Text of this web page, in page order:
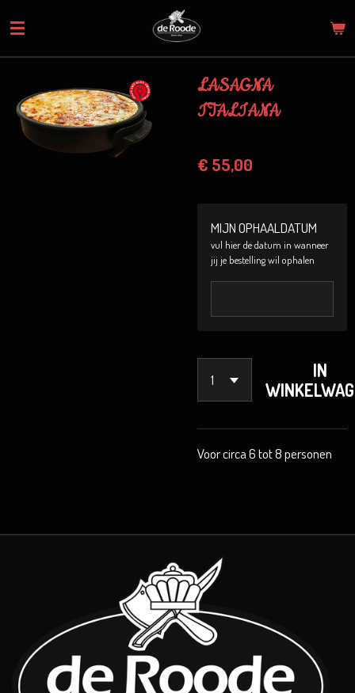
direct
naar
hoofdinhoud
LASAGNA
ITALIANA
€ 55,00
MIJN OPHAALDATUM
vul hier de datum in wanneer
jij je bestelling wil ophalen
IN
Voor circa 6 tot 8 personen